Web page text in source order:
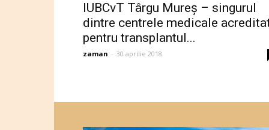
IUBCvT Târgu Mureş – singurul
dintre centrele medicale
pentru transplantul...
zaman - 30 aprilie 2018